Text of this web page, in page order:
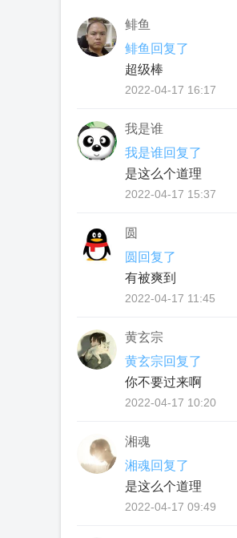
鲱鱼
鲱鱼回复了
超级棒
2022-04-17 16:17
我是谁
我是谁回复了
是这么个道理
2022-04-17 15:37
圆
圆回复了
有被爽到
2022-04-17 11:45
黄玄宗
黄玄宗回复了
你不要过来啊
2022-04-17 10:20
湘魂
湘魂回复了
是这么个道理
2022-04-17 09:49